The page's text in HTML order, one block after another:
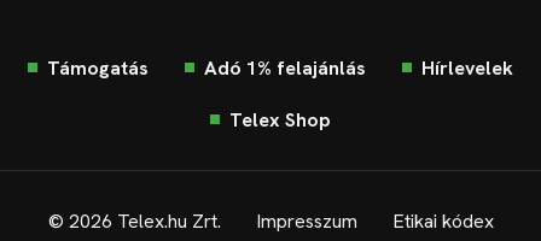
Támogatás Adó 1% felajánlás Hírlevelek
Telex Shop
© 2026 Telex.hu Zrt. Impresszum Etikai kódex